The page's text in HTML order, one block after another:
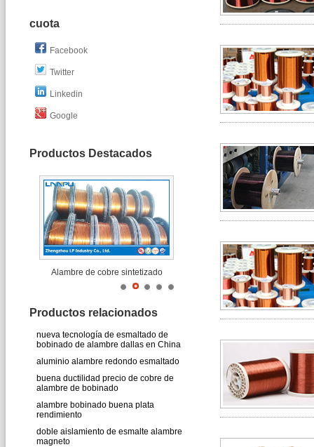
cuota
Facebook
Twitter
Linkedin
Google
Productos Destacados
Alambre de cobre sintetizado
Productos relacionados
nueva tecnología de esmaltado de
bobinado de alambre dallas en China
aluminio alambre redondo esmaltado
buena ductilidad precio de cobre de
alambre de bobinado
alambre bobinado buena plata
rendimiento
doble aislamiento de esmalte alambre
magneto